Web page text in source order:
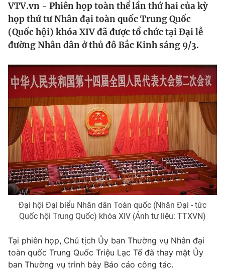
Thế giới
Tin tức
Thế giới đó đây
Câu chuyện quốc tế
Kinh tế
Thị trường
Góc doanh nghiệp
Dữ liệu và đời sống
Truyền hình
Phim VTV
Hậu trường
Nhân vật
Khán giả
Giải sao mai
Giải trí
Điện ảnh
Âm nhạc
Sao
Đời sống
Du lịch
Làm đẹp
Chất lượng cuộc sống
Giáo dục
Tuyển sinh
Công nghệ
Hitech Công nghệ tương lai
Sản phẩm
Giao lưu trực tuyến
Lịch phát sóng
VTV.vn - Phiên họp toàn thể lần thứ hai của kỳ
họp thứ tư Nhân đại toàn quốc Trung Quốc
(Quốc hội) khóa XIV đã được tổ chức tại Đại lễ
đường Nhân dân ở thủ đô Bắc Kinh sáng 9/3.
Đại hội Đại biểu Nhân dân Toàn quốc (Nhân Đại - tức
Quốc hội Trung Quốc) khóa XIV (Ảnh tư liệu: TTXVN)
Tại phiên họp, Chủ tịch Ủy ban Thường vụ Nhân đại
toàn quốc Trung Quốc Triệu Lạc Tế đã thay mặt Ủy
ban Thường vụ trình bày Báo cáo công tác.